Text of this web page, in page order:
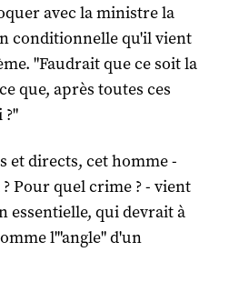
avec la ministre la
conditionnelle qu'il vient
"Faudrait que ce soit la
que, après toutes ces
?"
et directs, cet homme -
Pour quel crime ? - vient
essentielle, qui devrait à
l'"angle" d'un